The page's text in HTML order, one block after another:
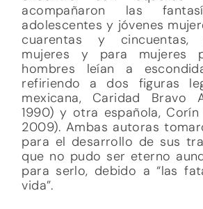
acompañaron las
adolescentes y jóvenes
cuarentas y cincuentas,
mujeres y para mujeres
hombres leían a
refiriendo a dos figuras
mexicana, Caridad Bravo
1990) y otra española, Corín
2009). Ambas autoras
para el desarrollo de sus
que no pudo ser eterno
para serlo, debido a “las
vida”.